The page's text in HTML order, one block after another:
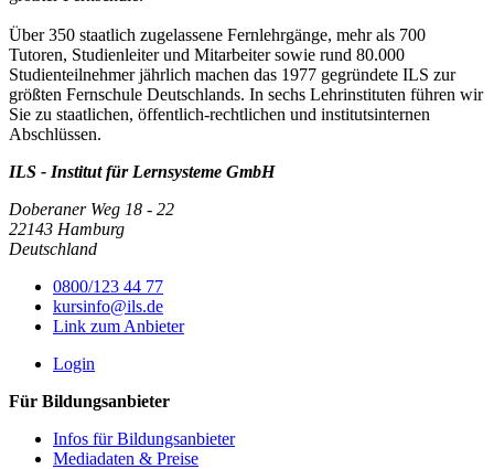
Über 350 staatlich zugelassene Fernlehrgänge, mehr als 700
Tutoren, Studienleiter und Mitarbeiter sowie rund 80.000
Studienteilnehmer jährlich machen das 1977 gegründete ILS zur
größten Fernschule Deutschlands. In sechs Lehrinstituten führen wir
Sie zu staatlichen, öffentlich-rechtlichen und institutsinternen
Abschlüssen.
ILS - Institut für Lernsysteme GmbH
Doberaner Weg 18 - 22
22143 Hamburg
Deutschland
0800/123 44 77
kursinfo@ils.de
Link zum Anbieter
Login
Für Bildungsanbieter
Infos für Bildungsanbieter
Mediadaten & Preise